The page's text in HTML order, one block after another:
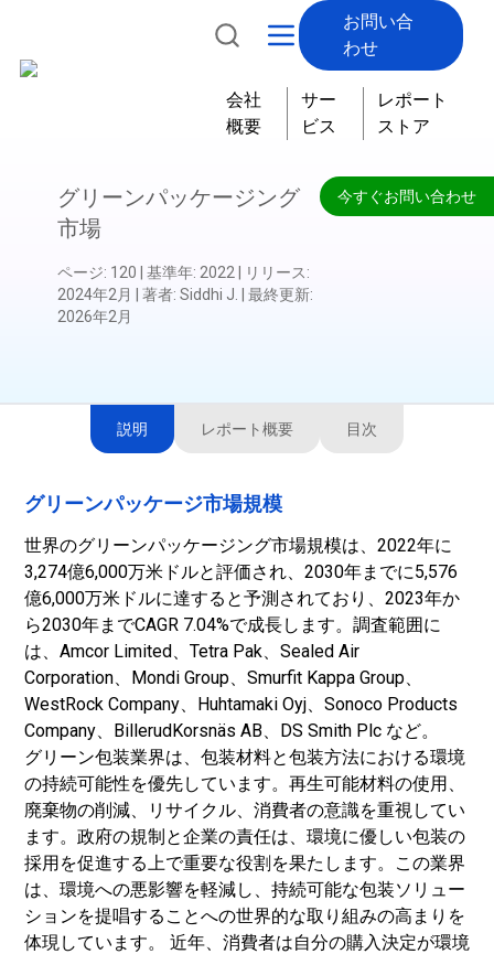
お問い合
わせ
会社
概要
サー
ビス
レポート
ストア
今すぐお問い合わせ
グリーンパッケージング
市場
ページ: 120 基準年: 2022 リリース:
2024年2月
著者: Siddhi J. 最終更新:
2026年2月
説明 レポート概要 目次
グリーンパッケージ市場規模
世界のグリーンパッケージング市場規模は、2022年に
3,274億6,000万米ドルと評価され、2030年までに5,576
億6,000万米ドルに達すると予測されており、2023年か
ら2030年までCAGR 7.04%で成長します。調査範囲に
は、Amcor Limited、Tetra Pak、Sealed Air
Corporation、Mondi Group、Smurfit Kappa Group、
WestRock Company、Huhtamaki Oyj、Sonoco Products
Company、BillerudKorsnäs AB、DS Smith Plc など。
グリーン包装業界は、包装材料と包装方法における環境
の持続可能性を優先しています。再生可能材料の使用、
廃棄物の削減、リサイクル、消費者の意識を重視してい
ます。政府の規制と企業の責任は、環境に優しい包装の
採用を促進する上で重要な役割を果たします。この業界
は、環境への悪影響を軽減し、持続可能な包装ソリュー
ションを提唱することへの世界的な取り組みの高まりを
体現しています。 近年、消費者は自分の購入決定が環境